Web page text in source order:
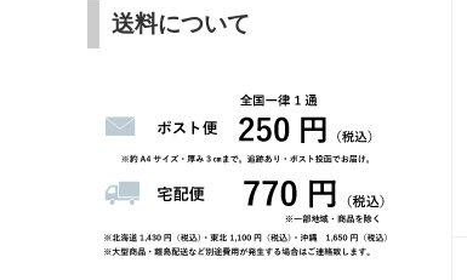
送料について